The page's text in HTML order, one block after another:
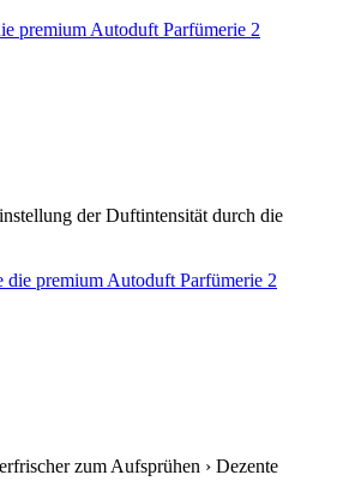
der Duftintensität durch die
zum Aufsprühen › Dezente